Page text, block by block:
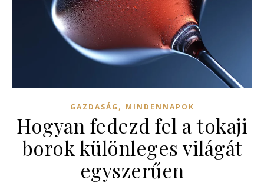
GAZDASÁG , MINDENNAPOK
Hogyan fedezd fel a tokaji
borok különleges világát
egyszerűen